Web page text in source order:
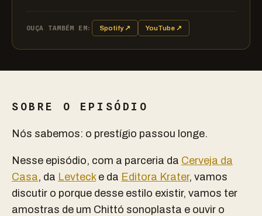
OUÇA TAMBÉM EM: Spotify ↗ YouTube ↗
SOBRE O EPISÓDIO
Nós sabemos: o prestígio passou longe.
Nesse episódio, com a parceria da Cerveja da
Casa, da Levtecke da Editora Krater, vamos
discutir o porque desse estilo existir, vamos ter
amostras de um Chittó sonoplasta e ouvir o